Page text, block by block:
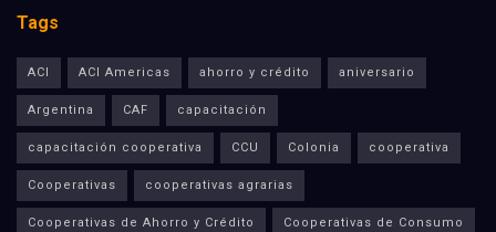
Tags
ACI ACI Americas ahorro y crédito aniversario
Argentina CAF capacitación
capacitación cooperativa CCU Colonia cooperativa
Cooperativas cooperativas agrarias
Cooperativas de Ahorro y Crédito Cooperativas de Consumo